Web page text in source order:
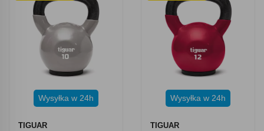
Wysyłka w 24h
TIGUAR
Wysyłka w 24h
TIGUAR